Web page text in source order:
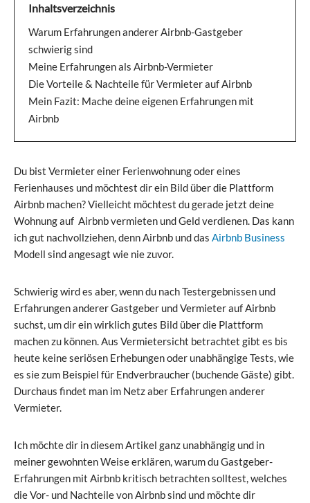
Inhaltsverzeichnis
Warum Erfahrungen anderer Airbnb-Gastgeber
schwierig sind
Meine Erfahrungen als Airbnb-Vermieter
Die Vorteile & Nachteile für Vermieter auf Airbnb
Mein Fazit: Mache deine eigenen Erfahrungen mit
Airbnb
Du bist Vermieter einer Ferienwohnung oder eines
Ferienhauses und möchtest dir ein Bild über die Plattform
Airbnb machen? Vielleicht möchtest du gerade jetzt deine
Wohnung auf Airbnb vermieten und Geld verdienen. Das kann
ich gut nachvollziehen, denn Airbnb und das Airbnb Business
Modell sind angesagt wie nie zuvor.
Schwierig wird es aber, wenn du nach Testergebnissen und
Erfahrungen anderer Gastgeber und Vermieter auf Airbnb
suchst, um dir ein wirklich gutes Bild über die Plattform
machen zu können. Aus Vermietersicht betrachtet gibt es bis
heute keine seriösen Erhebungen oder unabhängige Tests, wie
es sie zum Beispiel für Endverbraucher (buchende Gäste) gibt.
Durchaus findet man im Netz aber Erfahrungen anderer
Vermieter.
Ich möchte dir in diesem Artikel ganz unabhängig und in
meiner gewohnten Weise erklären, warum du Gastgeber-
Erfahrungen mit Airbnb kritisch betrachten solltest, welches
die Vor- und Nachteile von Airbnb sind und möchte dir